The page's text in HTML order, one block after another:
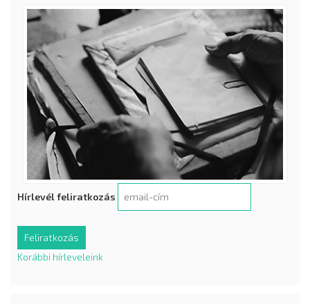
Hírlevél feliratkozás
Korábbi hírleveleink